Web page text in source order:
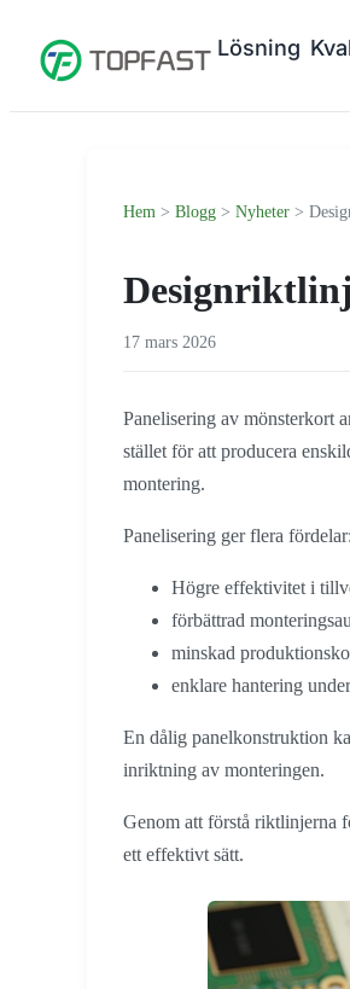
Lösning
Hem > Blogg > Nyheter >
17 mars 2026
Panelisering av mönsterkort
stället för att producera
montering.
Panelisering ger flera fördelar:
Högre effektivitet i
förbättrad
minskad
enklare hantering
En dålig panelkonstruktion
inriktning av monteringen.
Genom att förstå riktlinjerna
ett effektivt sätt.